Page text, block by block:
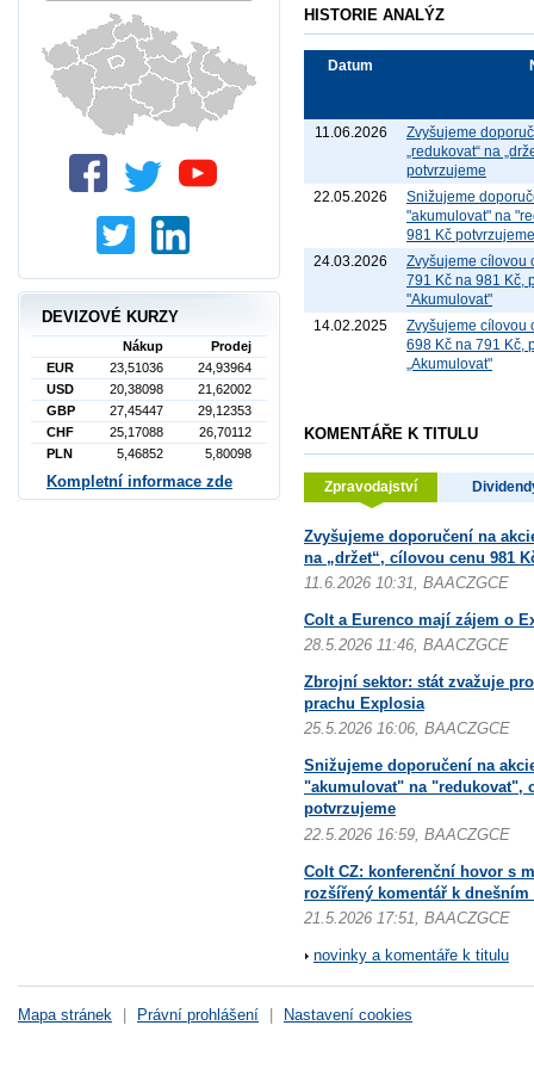
HISTORIE ANALÝZ
Datum
11.06.2026
Zvyšujeme
„redukovat“ na
potvrzujeme
22.05.2026
Snižujeme
"akumulovat" na
981 Kč potvrzujeme
24.03.2026
Zvyšujeme cílovou
791 Kč na 981 Kč,
"Akumulovat"
14.02.2025
Zvyšujeme cílovou
698 Kč na 791 Kč,
„Akumulovat"
KOMENTÁŘE K TITULU
Zpravodajství
Zvyšujeme doporučení na
na „držet“, cílovou cenu 981
11.6.2026 10:31, BAACZGCE
Colt a Eurenco mají zájem o
28.5.2026 11:46, BAACZGCE
Zbrojní sektor: stát zvažuje
prachu Explosia
25.5.2026 16:06, BAACZGCE
Snižujeme doporučení na
"akumulovat" na "redukovat",
potvrzujeme
22.5.2026 16:59, BAACZGCE
Colt CZ: konferenční hovor s
rozšířený komentář k dnešním
21.5.2026 17:51, BAACZGCE
novinky a komentáře k titulu
DEVIZOVÉ KURZY
Nákup
Prodej
EUR
23,51036
24,93964
USD
20,38098
21,62002
GBP
27,45447
29,12353
CHF
25,17088
26,70112
PLN
5,46852 5,80098
Kompletní informace zde
Mapa stránek Právní prohlášení Nastavení cookies